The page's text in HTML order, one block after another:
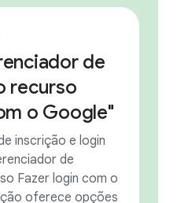
de
recurso
o Google"
inscrição e login
de
Fazer login com o
oferece opções